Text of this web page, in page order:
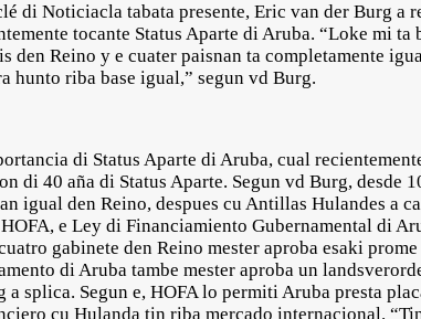
di Noticiacla tabata presente, Eric van der Burg a
tocante Status Aparte di Aruba. “Loke mi ta
den Reino y e cuater paisnan ta completamente
hunto riba base igual,” segun vd Burg.
di Status Aparte di Aruba, cual
di 40 aña di Status Aparte. Segun vd Burg, desde
igual den Reino, despues cu Antillas Hulandes a
e Ley di Financiamiento Gubernamental di
gabinete den Reino mester aproba esaki
di Aruba tambe mester aproba un
splica. Segun e, HOFA lo permiti Aruba presta
cu Hulanda tin riba mercado internacional.